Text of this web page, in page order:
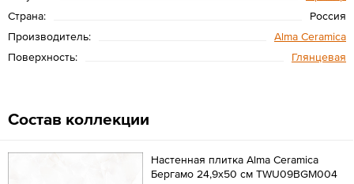
Страна:
Россия
Производитель:
Alma Ceramica
Поверхность:
Глянцевая
Состав коллекции
Настенная плитка Alma Ceramica
Бергамо 24,9x50 см TWU09BGM004